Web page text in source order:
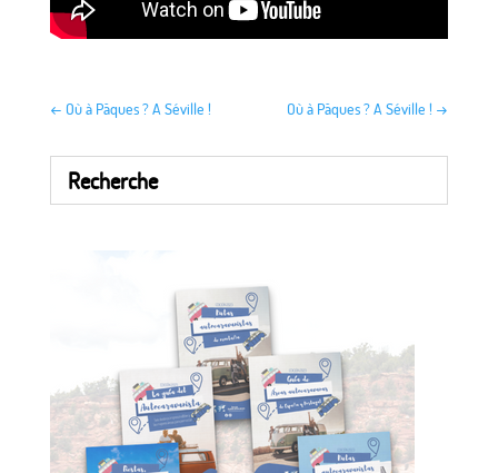
← Où à Pâques ? A Séville ! Où à Pâques ? A Séville ! →